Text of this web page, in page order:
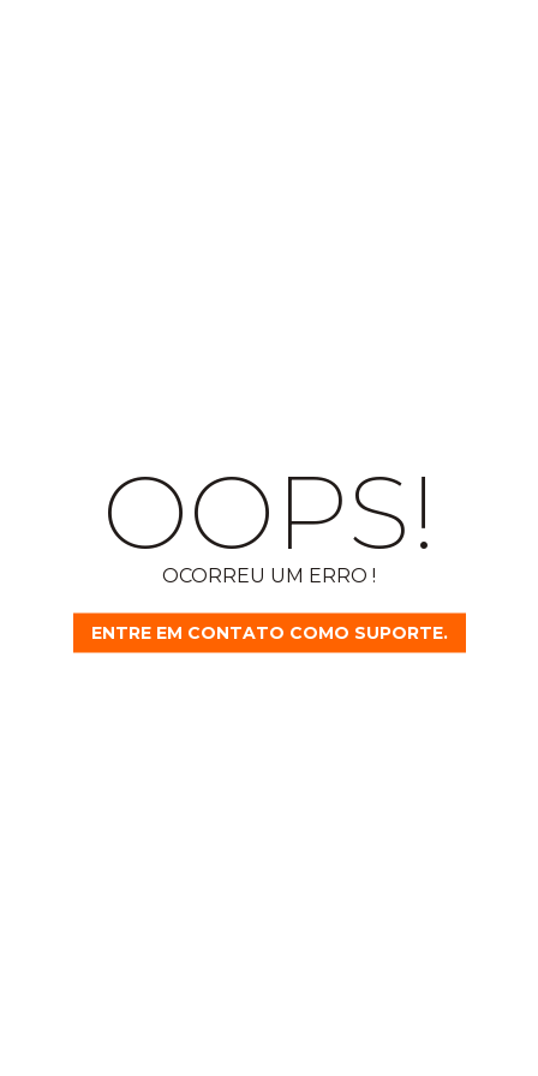
OOPS!
OCORREU UM ERRO !
ENTRE EM CONTATO COMO SUPORTE.